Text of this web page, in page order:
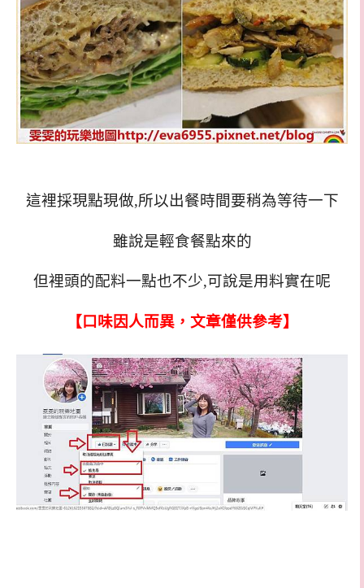
這裡採現點現做,所以出餐時間要稍為等待一下
雖說是輕食餐點來的
但裡頭的配料一點也不少,可說是用料實在呢
【口味因人而異，文章僅供參考】